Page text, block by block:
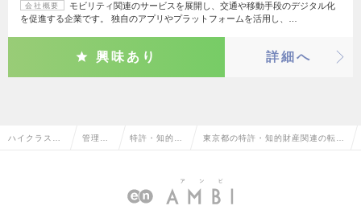
会社概要
モビリティ関連のサービスを展開し、交通や移動手段のデジタル化
を促進する企業です。 独自のアプリやプラットフォームを活用し、…
興味あり 詳細へ
ハイクラス求 管理部 特許・知的財 東京都の特許・知的財産関連の転